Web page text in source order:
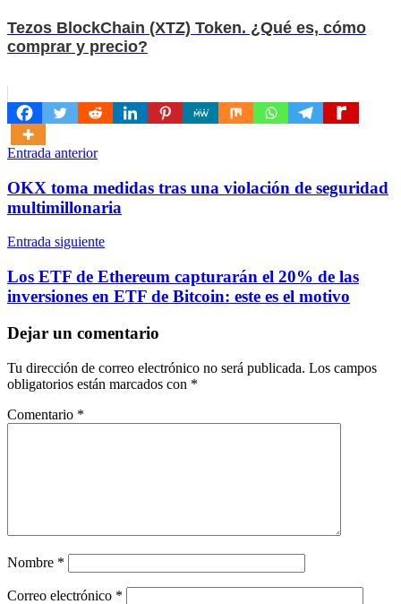
Tezos BlockChain (XTZ) Token. ¿Qué es, cómo
comprar y precio?
Navegación
de
entradas
Entrada anterior
OKX toma medidas tras una violación de seguridad
multimillonaria
Entrada siguiente
Los ETF de Ethereum capturarán el 20% de las
inversiones en ETF de Bitcoin: este es el motivo
Dejar un comentario
Tu dirección de correo electrónico no será publicada. Los campos
obligatorios están marcados con *
Comentario *
Nombre *
Correo electrónico *